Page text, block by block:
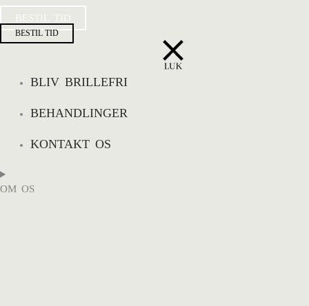
BESTIL TID
BESTIL TID
BLIV BRILLEFRI
BEHANDLINGER
KONTAKT OS
OM OS